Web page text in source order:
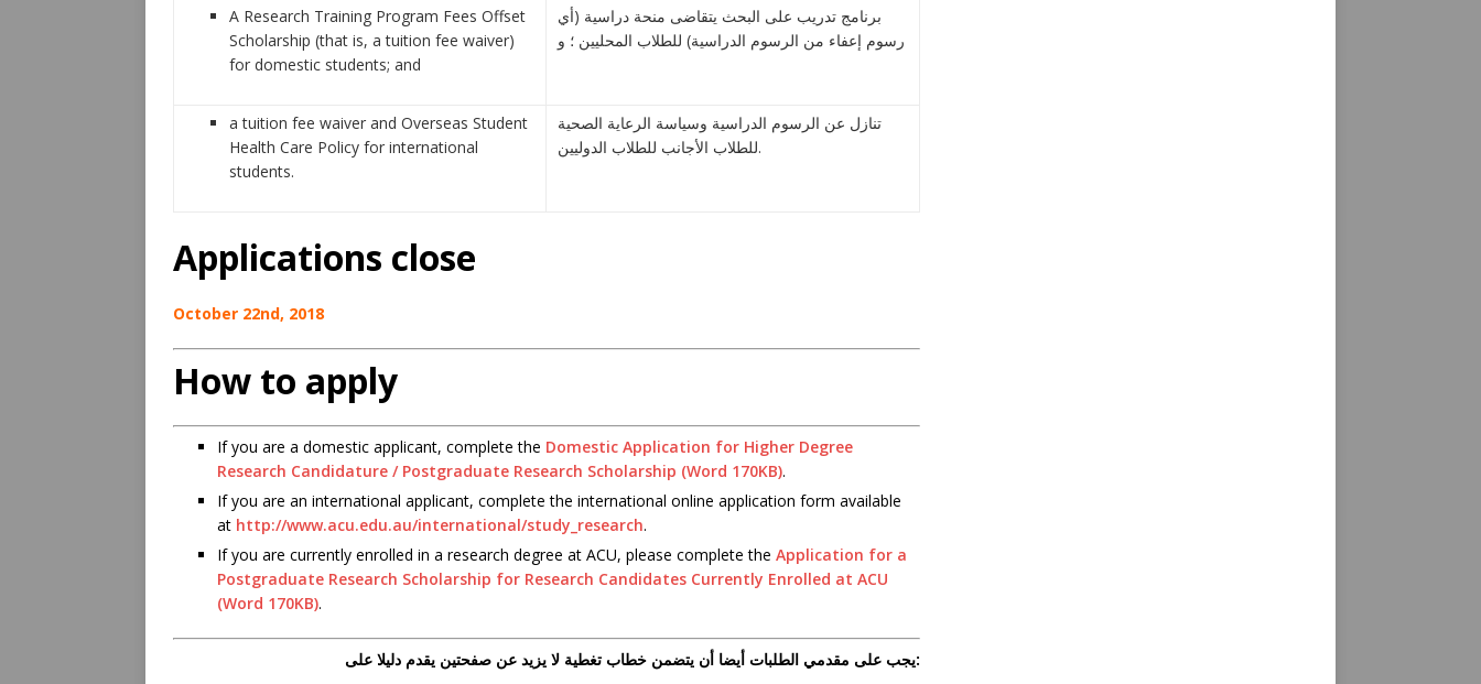
A Research Training Program Fees Offset
Scholarship (that is, a tuition fee waiver)
for domestic students; and
برنامج تدريب على البحث يتقاضى منحة دراسية (أي
رسوم إعفاء من الرسوم الدراسية) للطلاب المحليين ؛ و
a tuition fee waiver and Overseas Student
Health Care Policy for international
students.
تنازل عن الرسوم الدراسية وسياسة الرعاية الصحية
للطلاب الأجانب للطلاب الدوليين.
Applications close
October 22nd, 2018
How to apply
If you are a domestic applicant, complete the Domestic Application for Higher Degree
Research Candidature / Postgraduate Research Scholarship (Word 170KB).
If you are an international applicant, complete the international online application form available
at http://www.acu.edu.au/international/study_research.
If you are currently enrolled in a research degree at ACU, please complete the Application for a
Postgraduate Research Scholarship for Research Candidates Currently Enrolled at ACU
(Word 170KB).
يجب على مقدمي الطلبات أيضا أن يتضمن خطاب تغطية لا يزيد عن صفحتين يقدم دليلا على: